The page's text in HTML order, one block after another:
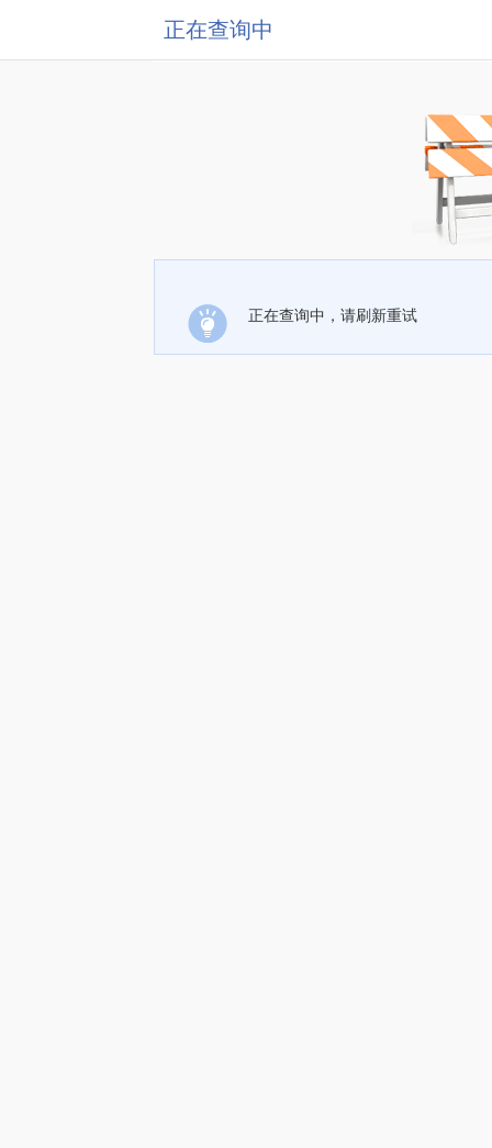
正在查询中
正在查询中，请刷新重试